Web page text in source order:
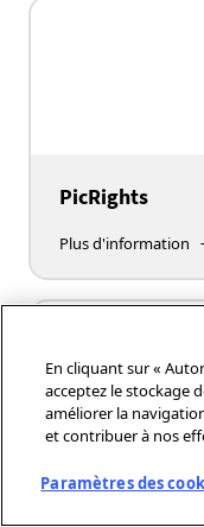
PicRights
Plus d'information
Pressat
En cliquant sur «
acceptez le stockage
améliorer la
et contribuer à nos
Paramètres des